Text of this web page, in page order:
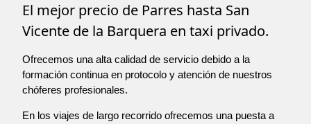
El mejor precio de Parres hasta San
Vicente de la Barquera en taxi privado.
Ofrecemos una alta calidad de servicio debido a la
formación continua en protocolo y atención de nuestros
chóferes profesionales.
En los viajes de largo recorrido ofrecemos una puesta a